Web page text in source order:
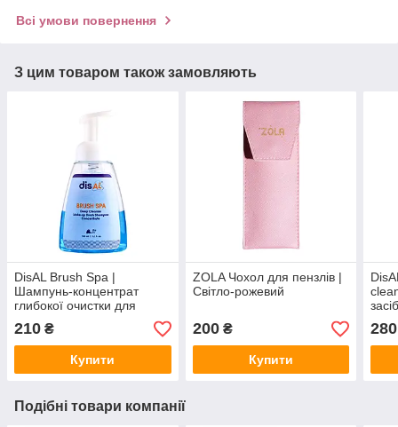
Всі умови повернення
З цим товаром також замовляють
DisAL Brush Spa |
Шампунь-концентрат
глибокої очистки для
косметичних пензлів
150мл
210 ₴
Купити
ZOLA Чохол для пензлів |
Світло-рожевий
200₴
Купити
280
Подібні товари компанії